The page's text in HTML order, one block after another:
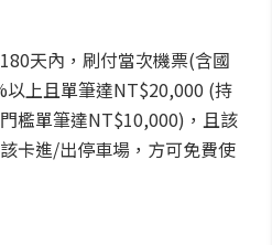
天內，刷付當次機票(含國
上且單筆達NT$20,000 (持
檻單筆達NT$10,000)，且該
卡進/出停車場，方可免費使